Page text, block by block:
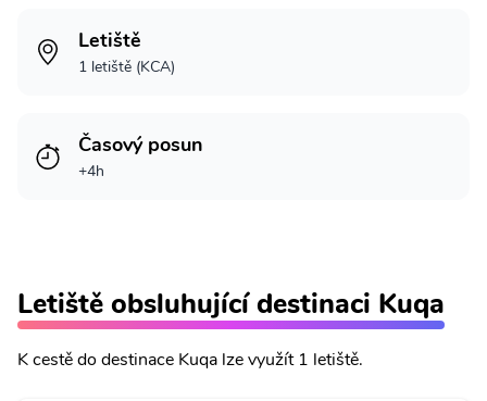
Letiště
1 letiště (KCA)
Časový posun
+4h
Letiště obsluhující destinaci Kuqa
K cestě do destinace Kuqa lze využít 1 letiště.